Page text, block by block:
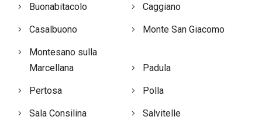
Buonabitacolo Caggiano
Casalbuono Monte San Giacomo
Montesano sulla
Marcellana
Padula
Pertosa Polla
Sala Consilina Salvitelle